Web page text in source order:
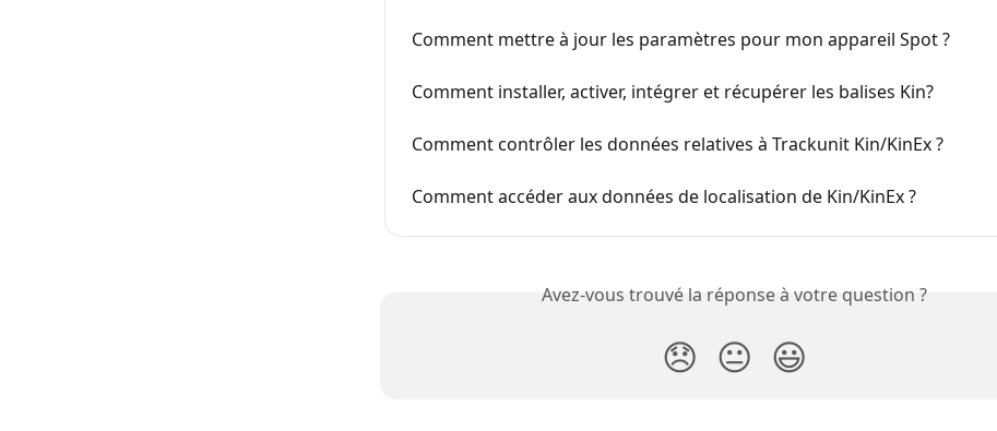
Comment mettre à jour les paramètres pour mon appareil Spot ?
Comment installer, activer, intégrer et récupérer les balises Kin?
Comment contrôler les données relatives à Trackunit Kin/KinEx ?
Comment accéder aux données de localisation de Kin/KinEx ?
Avez-vous trouvé la réponse à votre question ?
😞 😐 😃